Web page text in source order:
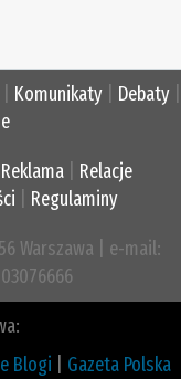
Komunikaty Debaty
Reklama
Relacje
Regulaminy
Warszawa | e-mail:
Blogi Gazeta Polska